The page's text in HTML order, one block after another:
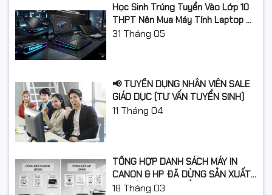
Học Sinh Trúng Tuyển Vào Lớp 10
THPT Nên Mua Máy Tính Laptop Gì
Năm Học 2026 - 2027?
31 Tháng 05
📢 TUYỂN DỤNG NHÂN VIÊN SALE
GIÁO DỤC (TƯ VẤN TUYỂN SINH)
11 Tháng 04
TỔNG HỢP DANH SÁCH MÁY IN
CANON & HP ĐÃ DỪNG SẢN XUẤT:
LỘ TRÌNH NÂNG CẤP 2026
18 Tháng 03